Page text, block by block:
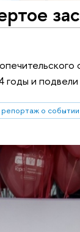
и подвели
репортаж о событии